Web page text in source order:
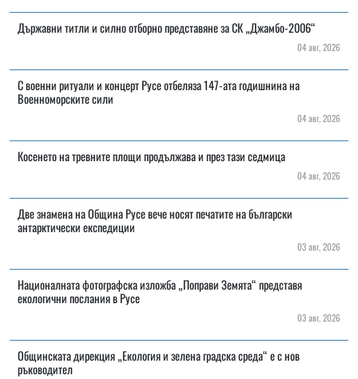
Държавни титли и силно отборно представяне за СК „Джамбо-2006“
04 авг, 2026
С военни ритуали и концерт Русе отбеляза 147-ата годишнина на
Военноморските сили
04 авг, 2026
Косенето на тревните площи продължава и през тази седмица
04 авг, 2026
Две знамена на Община Русе вече носят печатите на български
антарктически експедиции
03 авг, 2026
Националната фотографска изложба „Поправи Земята“ представя
екологични послания в Русе
03 авг, 2026
Общинската дирекция „Екология и зелена градска среда“ е с нов
ръководител